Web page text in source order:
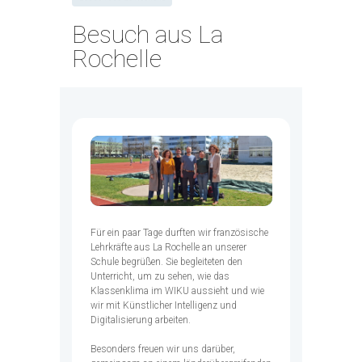
Besuch aus La
Rochelle
Für ein paar Tage durften wir französische
Lehrkräfte aus La Rochelle an unserer
Schule begrüßen. Sie begleiteten den
Unterricht, um zu sehen, wie das
Klassenklima im WIKU aussieht und wie
wir mit Künstlicher Intelligenz und
Digitalisierung arbeiten.
Besonders freuen wir uns darüber,